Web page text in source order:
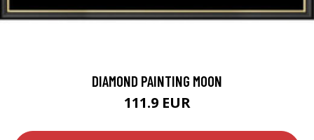
DIAMOND PAINTING MOON
111.9 EUR